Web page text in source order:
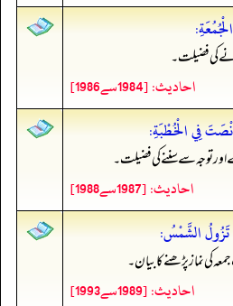
کی فضیلت۔
احادیث: [1984سے1986]
فِي الْخُطْبَةِ:
توجہ سے سننے کی فضیلت۔
احادیث: [1987سے1988]
الشَّمْسُ:
نماز پڑھنے کا بیان۔
احادیث: [1989سے1993]